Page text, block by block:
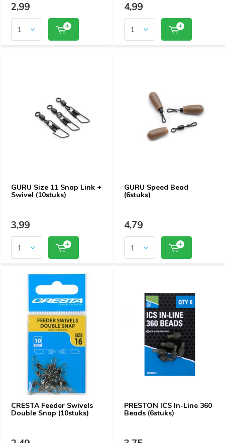
2,99 4,99
GURU Size 11 Snap Link +
Swivel (10stuks)
3,99
GURU Speed Bead
(6stuks)
4,79
CRESTA Feeder Swivels
Double Snap (10stuks)
PRESTON ICS In-Line 360
Beads (6stuks)